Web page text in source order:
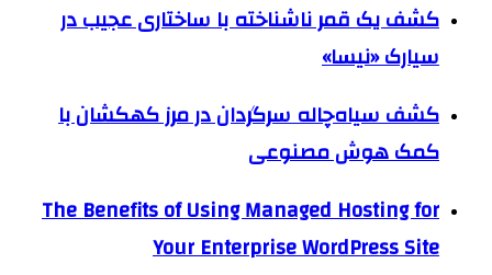
کشف یک قمر ناشناخته با ساختاری عجیب در
سیارک «نیسا»
کشف سیاه‌چاله سرگردان در مرز کهکشان با
کمک هوش مصنوعی
The Benefits of Using Managed Hosting for
Your Enterprise WordPress Site